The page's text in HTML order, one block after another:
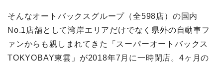
そんなオートバックスグループ（全598店）の国内
No.1店舗として湾岸エリアだけでなく県外の自動車フ
ァンからも親しまれてきた「スーパーオートバックス
TOKYOBAY東雲」が2018年7月に一時閉店。4ヶ月の